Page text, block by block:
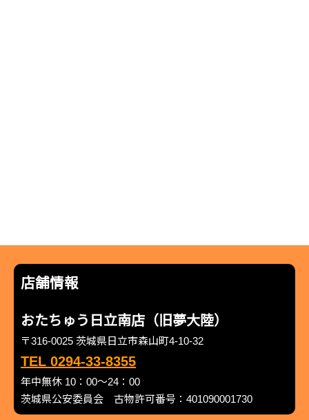
店舗情報
おたちゅう日立南店（旧夢大陸）
〒316-0025 茨城県日立市森山町4-10-32
TEL 0294-33-8355
年中無休 10：00～24：00
茨城県公安委員会 古物許可番号：401090001730